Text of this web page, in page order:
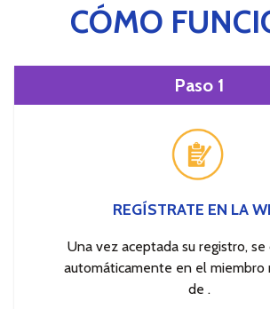
CÓMO
Paso 1
REGÍSTRATE EN LA
Una vez aceptada su registro,
automáticamente en el miembro
de .